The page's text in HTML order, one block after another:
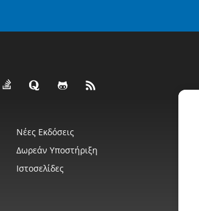
Νέες Εκδόσεις
Δωρεάν Υποστήριξη
Ιστοσελίδες